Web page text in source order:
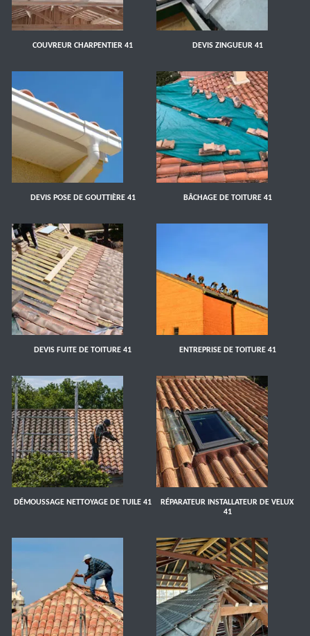
COUVREUR CHARPENTIER 41 DEVIS ZINGUEUR 41
DEVIS POSE DE GOUTTIÈRE 41 BÂCHAGE DE TOITURE 41
DEVIS FUITE DE TOITURE 41 ENTREPRISE DE TOITURE 41
DÉMOUSSAGE NETTOYAGE DE TUILE 41
RÉPARATEUR INSTALLATEUR DE VELUX
41